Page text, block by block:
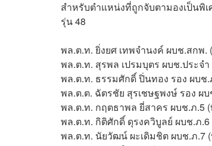
สำหรับตำแหน่งที่ถูกจับตามองเป็นพิ
รุ่น 48
พล.ต.ท. ยิ่งยศ เทพจำนงค์ ผบช.สกพ.
พล.ต.ท. สุรพล เปรมบุตร ผบช.ประจ
พล.ต.ท. ธรรมศักดิ์ ปิ่นทอง รอง ผบช
พล.ต.ต. ฉัตรชัย สุรเชษฐพงษ์ รอง ผ
พล.ต.ท. กฤตธาพล ยี่สาคร ผบช.ภ.5 (
พล.ต.ท. กิติศักดิ์ ดุรงควิบูลย์ ผบช.ภ.6
พล.ต.ท. นัยวัฒน์ ผะเดิมชิต ผบช.ภ.7 (